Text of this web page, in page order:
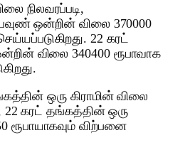
நிலவரப்படி,
ஒன்றின் விலை 370000
22 கரட்
விலை 340400 ரூபாவாக
ஒரு கிராமின் விலை
, 22 கரட் தங்கத்தின் ஒரு
ரூபாயாகவும் விற்பனை